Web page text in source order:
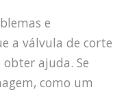
e
a válvula de corte
ajuda. Se
como um